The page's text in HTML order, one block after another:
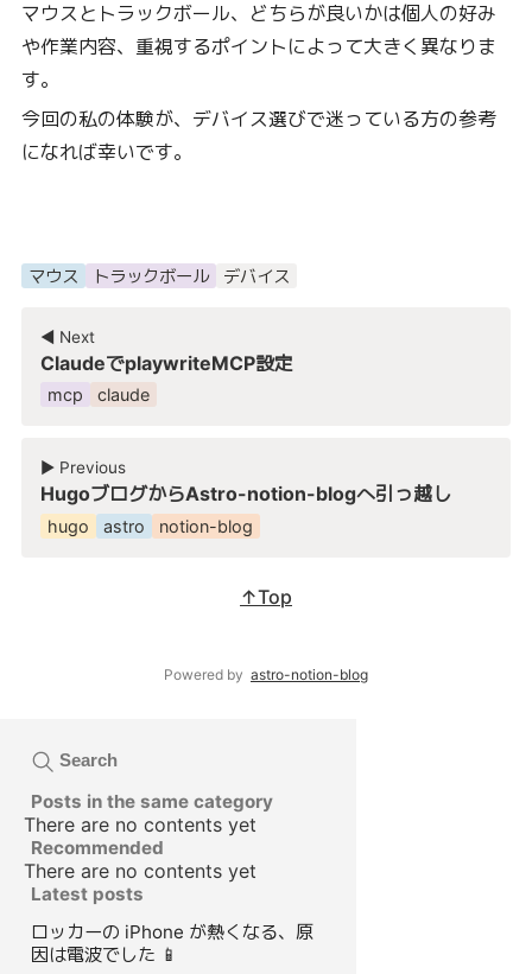
マウスとトラックボール、どちらが良いかは個人の好み
や作業内容、重視するポイントによって大きく異なりま
す。
今回の私の体験が、デバイス選びで迷っている方の参考
になれば幸いです。
マウス トラックボール デバイス
◀︎ Next
ClaudeでplaywriteMCP設定
mcp claude
▶︎ Previous
HugoブログからAstro-notion-blogへ引っ越し
hugo astro notion-blog
↑Top
Powered by astro-notion-blog
Search
Posts in the same category
There are no contents yet
Recommended
There are no contents yet
Latest posts
ロッカーの iPhone が熱くなる、原
因は電波でした 📱